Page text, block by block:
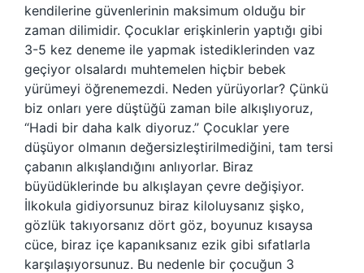
kendilerine güvenlerinin maksimum olduğu bir
zaman dilimidir. Çocuklar erişkinlerin yaptığı gibi
3-5 kez deneme ile yapmak istediklerinden vaz
geçiyor olsalardı muhtemelen hiçbir bebek
yürümeyi öğrenemezdi. Neden yürüyorlar? Çünkü
biz onları yere düştüğü zaman bile alkışlıyoruz,
“Hadi bir daha kalk diyoruz.” Çocuklar yere
düşüyor olmanın değersizleştirilmediğini, tam tersi
çabanın alkışlandığını anlıyorlar. Biraz
büyüdüklerinde bu alkışlayan çevre değişiyor.
İlkokula gidiyorsunuz biraz kiloluysanız şişko,
gözlük takıyorsanız dört göz, boyunuz kısaysa
cüce, biraz içe kapanıksanız ezik gibi sıfatlarla
karşılaşıyorsunuz. Bu nedenle bir çocuğun 3